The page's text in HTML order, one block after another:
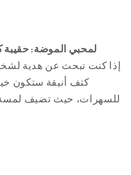
4. لمحبي الموضة:
إذا كنت تبحث عن هدية
كتف أنيقة ستكون
للسهرات، حيث تضيف لمسة